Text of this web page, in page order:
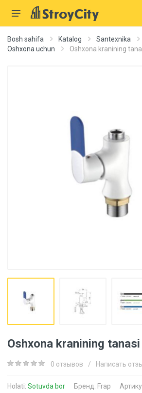
Bosh sahifa Katalog Santexnika
Oshxona uchun
Oshxona kranining
Oshxona kranining
0 отзывов / Написать
Holati: Sotuvda bor Бренд: Frap